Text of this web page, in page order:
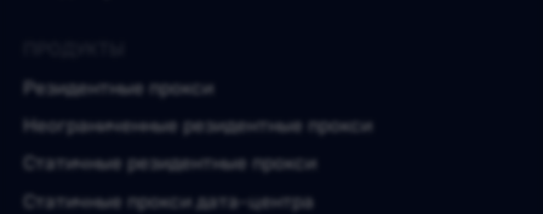
Резидентные прокси
Неограниченные резидентные прокси
Статичные резидентные прокси
Статичные прокси дата-центра